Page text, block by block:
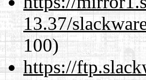
13.37/
100)
https://